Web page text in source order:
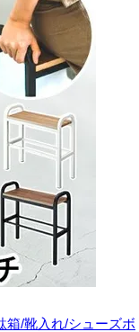
箱/靴入れ/シューズボ